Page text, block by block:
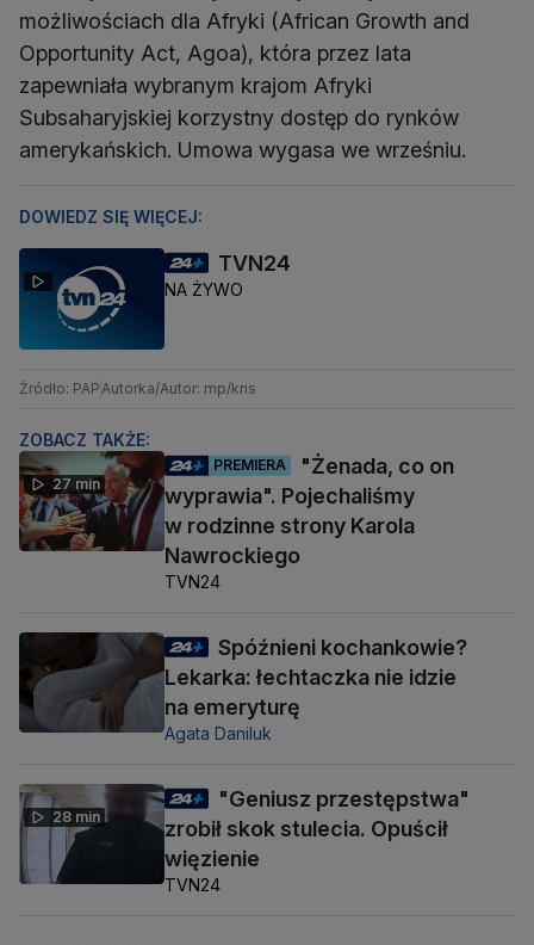
możliwościach dla Afryki (African Growth and
Opportunity Act, Agoa), która przez lata
zapewniała wybranym krajom Afryki
Subsaharyjskiej korzystny dostęp do rynków
amerykańskich. Umowa wygasa we wrześniu.
DOWIEDZ SIĘ WIĘCEJ:
TVN24
NA ŻYWO
Źródło: PAP Autorka/Autor: mp/kris
ZOBACZ TAKŻE:
27 min
PREMIERA
"Żenada, co on
wyprawia". Pojechaliśmy
w rodzinne strony Karola
Nawrockiego
TVN24
Spóźnieni kochankowie?
Lekarka: łechtaczka nie idzie
na emeryturę
Agata Daniluk
28 min
"Geniusz przestępstwa"
zrobił skok stulecia. Opuścił
więzienie
TVN24